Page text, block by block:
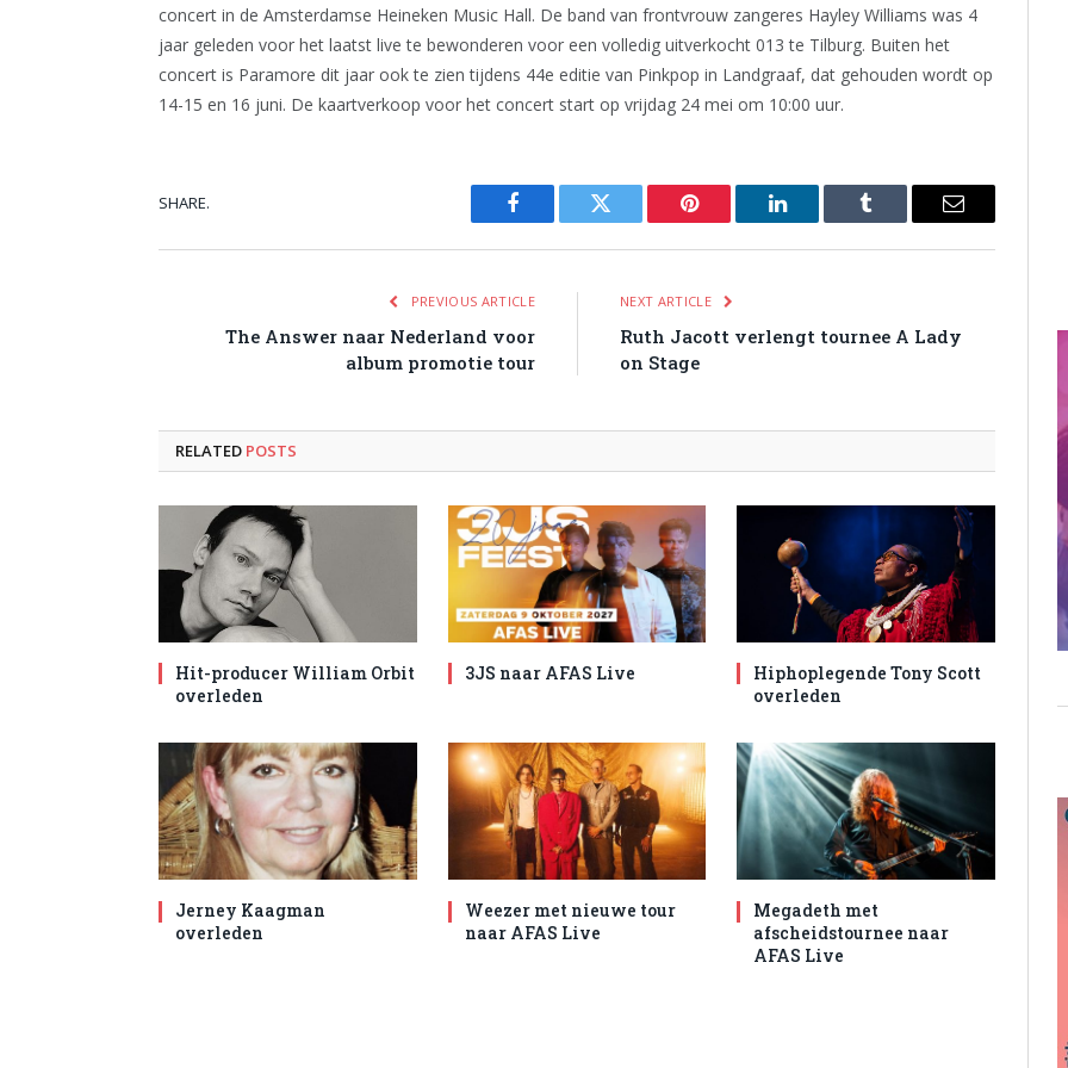
concert in de Amsterdamse Heineken Music Hall. De band van frontvrouw zangeres Hayley Williams was 4
jaar geleden voor het laatst live te bewonderen voor een volledig uitverkocht 013 te Tilburg. Buiten het
concert is Paramore dit jaar ook te zien tijdens 44e editie van Pinkpop in Landgraaf, dat gehouden wordt op
14-15 en 16 juni. De kaartverkoop voor het concert start op vrijdag 24 mei om 10:00 uur.
SHARE.
Facebook Twitter Pinterest LinkedIn Tumblr Email
PREVIOUS ARTICLE
The Answer naar Nederland voor
album promotie tour
NEXT ARTICLE
Ruth Jacott verlengt tournee A Lady
on Stage
RELATED POSTS
Hit-producer William Orbit
overleden
3JS naar AFAS Live
Hiphoplegende Tony Scott
overleden
Jerney Kaagman
overleden
Weezer met nieuwe tour
naar AFAS Live
Megadeth met
afscheidstournee naar
AFAS Live